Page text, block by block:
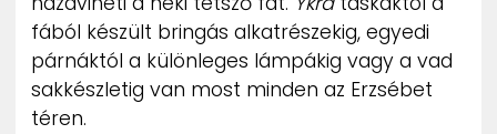
fából készült bringás alkatrészekig, egyedi
párnáktól a különleges lámpákig vagy a vad
sakkészletig van most minden az Erzsébet
téren.